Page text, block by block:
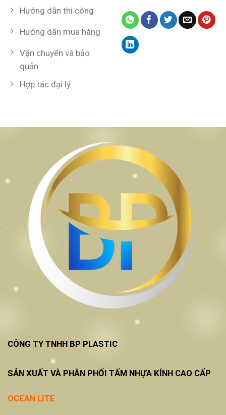
Hướng dẫn thi công
Hướng dẫn mua hàng
Vận chuyển và bảo
quản
Hợp tác đại lý
CÔNG TY TNHH BP PLASTIC
SẢN XUẤT VÀ PHÂN PHỐI TẤM NHỰA KÍNH CAO CẤP
OCEAN LITE